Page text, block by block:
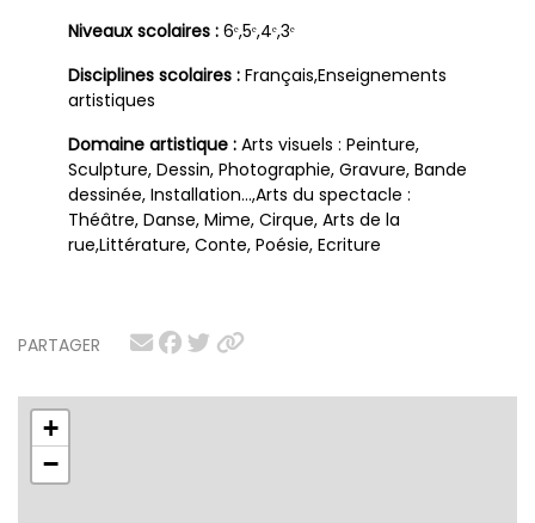
PARTAGER
+
−
Niveaux scolaires : 6ᵉ,5ᵉ,4ᵉ,3ᵉ
Disciplines scolaires : Français,Enseignements
artistiques
Domaine artistique : Arts visuels : Peinture,
Sculpture, Dessin, Photographie, Gravure, Bande
dessinée, Installation…,Arts du spectacle :
Théâtre, Danse, Mime, Cirque, Arts de la
rue,Littérature, Conte, Poésie, Ecriture